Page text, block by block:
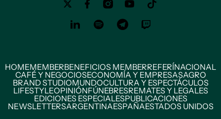
HOMEMEMBERBENEFICIOS MEMBERREFERÍNACIONAL
CAFÉ Y NEGOCIOSECONOMÍA Y EMPRESASAGRO
BRAND STUDIOMUNDOCULTURA Y ESPECTÁCULOS
LIFESTYLEOPINIÓNFÚNEBRESREMATES Y LEGALES
EDICIONES ESPECIALESPUBLICACIONES
NEWSLETTERSARGENTINAESPAÑAESTADOS UNIDOS